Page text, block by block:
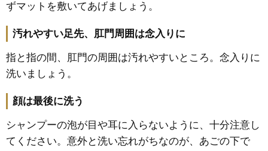
ずマットを敷いてあげましょう。
汚れやすい足先、肛門周囲は念入りに
指と指の間、肛門の周囲は汚れやすいところ。念入りに
洗いましょう。
顔は最後に洗う
シャンプーの泡が目や耳に入らないように、十分注意し
てください。意外と洗い忘れがちなのが、あごの下で